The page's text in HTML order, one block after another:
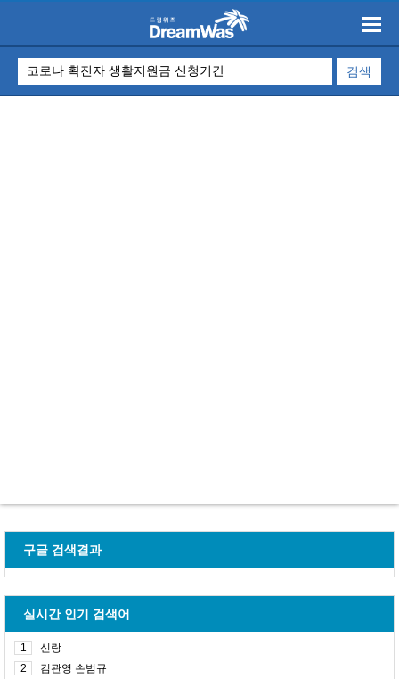
구글 검색결과
실시간 인기 검색어
1
신랑
2
김관영 손범규